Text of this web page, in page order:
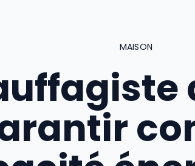
MAISON